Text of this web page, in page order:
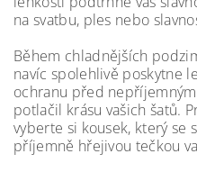
na svatbu, ples nebo
Během chladnějších
navíc spolehlivě poskytne
ochranu před
potlačil krásu vašich šatů.
vyberte si kousek, který se
příjemně hřejivou tečkou